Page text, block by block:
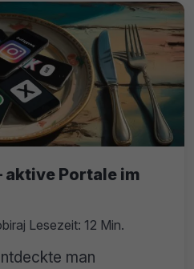
aktive Portale im
Lesezeit: 12 Min.
man